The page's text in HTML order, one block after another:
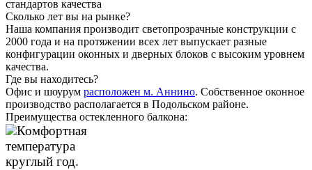
стандартов качества
Сколько лет вы на рынке?
Наша компания производит светопрозрачные конструкции с
2000 года и на протяжении всех лет выпускает разные
конфигурации оконных и дверных блоков с высоким уровнем
качества.
Где вы находитесь?
Офис и шоурум расположен м. Аннино. Собственное оконное
производство располагается в Подольском районе.
Преимущества остекленного балкона:
Комфортная
температура
круглый год.